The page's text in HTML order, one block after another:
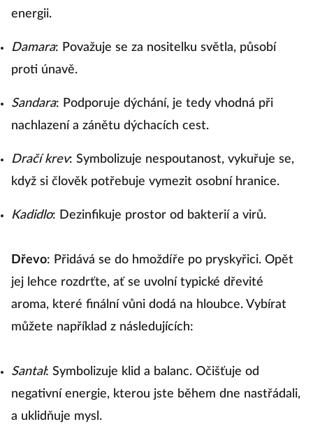
energii.
Damara: Považuje se za nositelku světla, působí
proti únavě.
Sandara: Podporuje dýchání, je tedy vhodná při
nachlazení a zánětu dýchacích cest.
Dračí krev: Symbolizuje nespoutanost, vykuřuje se,
když si člověk potřebuje vymezit osobní hranice.
Kadidlo: Dezinfikuje prostor od bakterií a virů.
Dřevo: Přidává se do hmoždíře po pryskyřici. Opět
jej lehce rozdrťte, ať se uvolní typické dřevité
aroma, které finální vůni dodá na hloubce. Vybírat
můžete například z následujících:
Santal: Symbolizuje klid a balanc. Očišťuje od
negativní energie, kterou jste během dne nastřádali,
a uklidňuje mysl.